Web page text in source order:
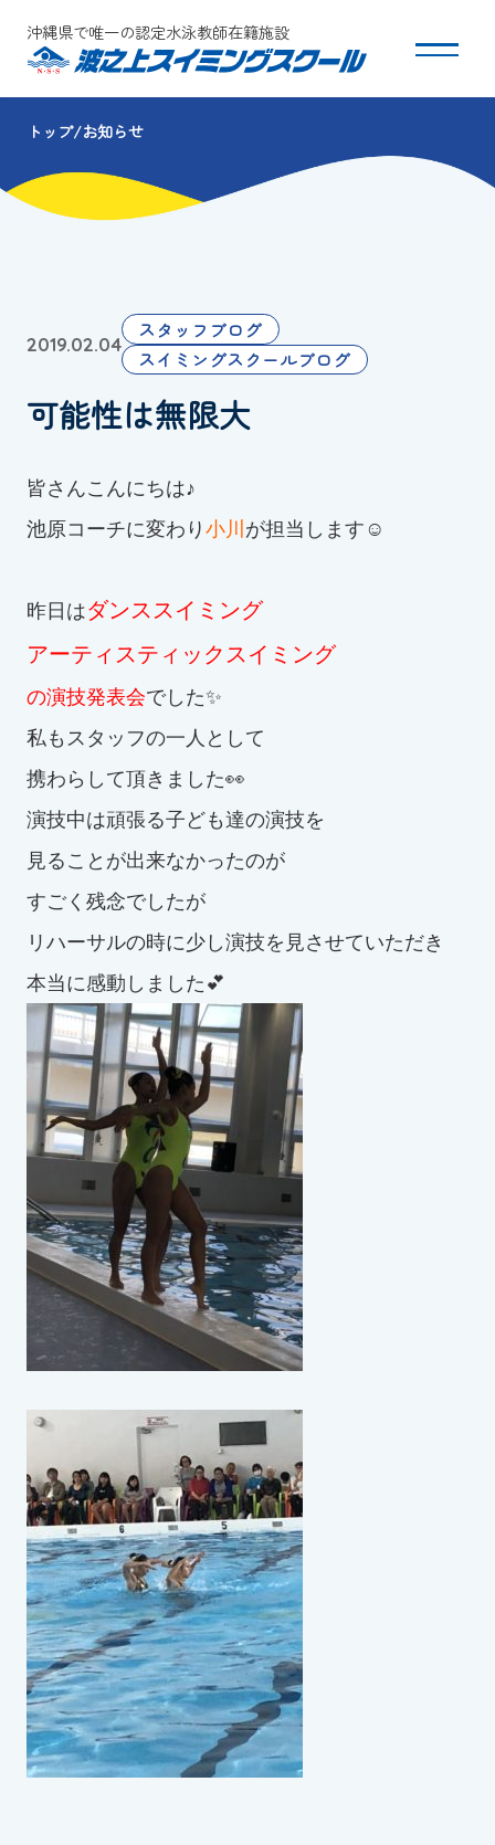
沖縄県で唯一の認定水泳教師在籍施設
スクールについて
コース・クラス紹介
団体会員募集
保護者の方へ
採用情報
お知らせ
カレンダー
波スイタイムズ
お問い合わせ
Tel.098-863-7264
平日 9:00～22:00｜土祝 9:00～21:00
メールでお問い合わせ
スイミングスクールの
体験申し込みはこちら!
トップ お知らせ
2019.02.04
スタッフブログ
スイミングスクールブログ
可能性は無限大
皆さんこんにちは♪
池原コーチに変わり 小川 が担当します☺
昨日はダンススイミング
アーティスティックスイミング
の演技発表会でした✨
私もスタッフの一人として
携わらして頂きました👀
演技中は頑張る子ども達の演技を
見ることが出来なかったのが
すごく残念でしたが
リハーサルの時に少し演技を見させていただき
本当に感動しました💕